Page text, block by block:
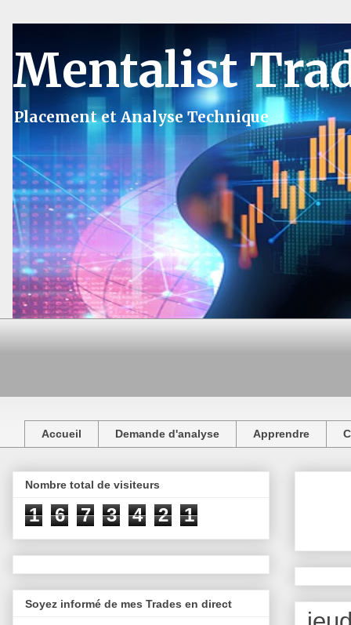
Mentalist
Placement et Analyse Technique
Accueil Demande d'analyse Apprendre
Nombre total de visiteurs
1 6 7 3 4 2 1
Soyez informé de mes Trades en direct